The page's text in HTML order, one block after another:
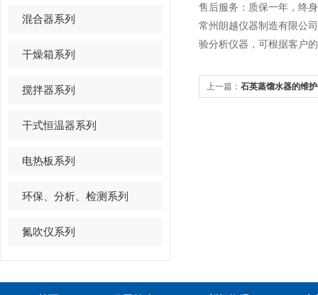
混合器系列
干燥箱系列
搅拌器系列
干式恒温器系列
电热板系列
环保、分析、检测系列
氮吹仪系列
售后服务：质保一年，终
常州朗越仪器制造有限公
验分析仪器，可根据客户
上一篇： 石英蒸馏水器的维